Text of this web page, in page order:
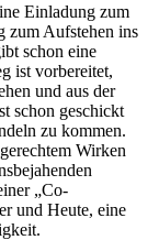
Einladung zum
zum Aufstehen ins
schon eine
ist vorbereitet,
und aus der
schon geschickt
zu kommen.
Wirken
„Co-
und Heute, eine